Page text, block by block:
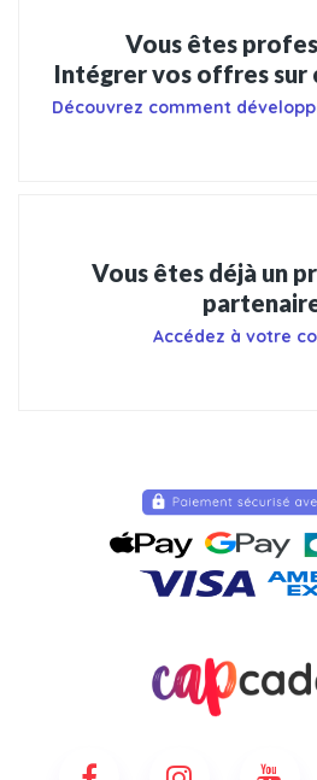
Vous êtes
Intégrer vos offres sur
Découvrez comment
Vous êtes déjà un
Accédez à votre